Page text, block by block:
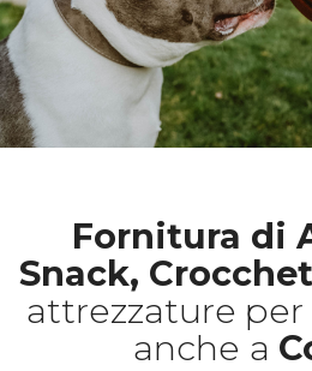
Fornitura di
Snack,
attrezzature per
anche a